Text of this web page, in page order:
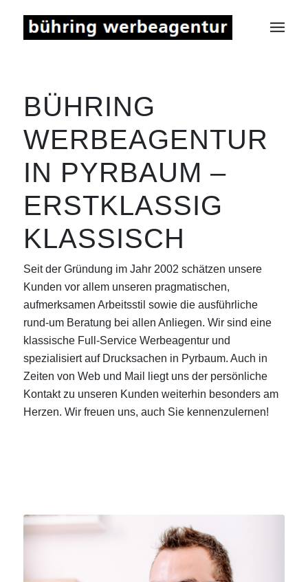
BÜHRING
WERBEAGENTUR
IN PYRBAUM –
ERSTKLASSIG
KLASSISCH
Seit der Gründung im Jahr 2002 schätzen unsere
Kunden vor allem unseren pragmatischen,
aufmerksamen Arbeitsstil sowie die ausführliche
rund-um Beratung bei allen Anliegen. Wir sind eine
klassische Full-Service Werbeagentur und
spezialisiert auf Drucksachen in Pyrbaum. Auch in
Zeiten von Web und Mail liegt uns der persönliche
Kontakt zu unseren Kunden weiterhin besonders am
Herzen. Wir freuen uns, auch Sie kennenzulernen!